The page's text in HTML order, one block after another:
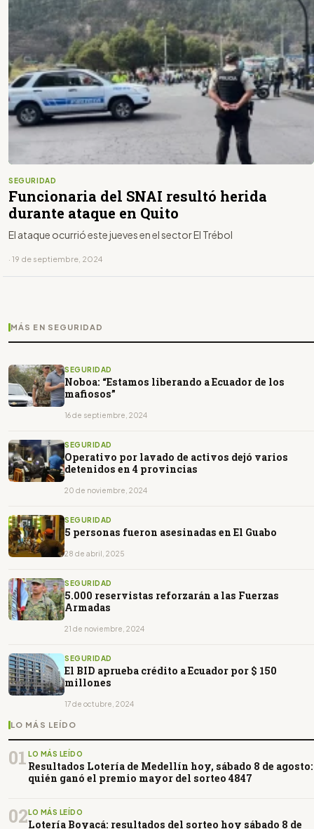
SEGURIDAD
Funcionaria del SNAI resultó herida
durante ataque en Quito
El ataque ocurrió este jueves en el sector El Trébol
· 19 de septiembre, 2024
MÁS EN SEGURIDAD
SEGURIDAD
Noboa: “Estamos liberando a Ecuador de los
mafiosos”
16 de septiembre, 2024
SEGURIDAD
Operativo por lavado de activos dejó varios
detenidos en 4 provincias
20 de noviembre, 2024
SEGURIDAD
5 personas fueron asesinadas en El Guabo
28 de abril, 2025
SEGURIDAD
5.000 reservistas reforzarán a las Fuerzas
Armadas
21 de noviembre, 2024
SEGURIDAD
El BID aprueba crédito a Ecuador por $ 150
millones
17 de octubre, 2024
LO MÁS LEÍDO
01 LO MÁS LEÍDO
Resultados Lotería de Medellín hoy, sábado 8 de agosto:
quién ganó el premio mayor del sorteo 4847
02LO MÁS LEÍDO
Lotería Boyacá: resultados del sorteo hoy sábado 8 de